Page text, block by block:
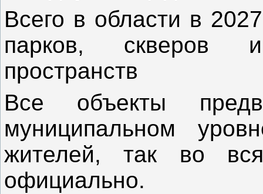
Всего в области в
парков, скверов
пространств
Все объекты
муниципальном
жителей, так во
официально.